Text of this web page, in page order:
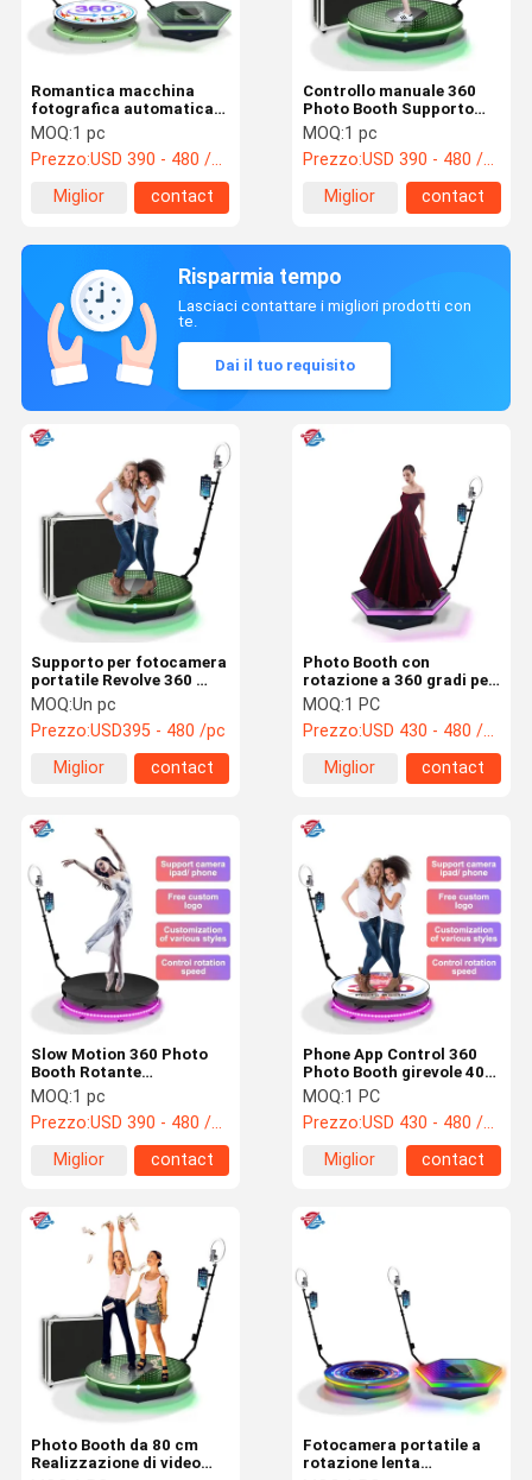
Casa Prodotti Circa Noi
Giro Della
Romantica macchina
fotografica automatica a
360 gradi Video Photo
Booth Machine 360 ​​
Photobooth
MOQ:1 pc
Prezzo:USD 390 - 480 /pc
Miglior
contact
Controllo manuale 360 ​​
Photo Booth Supporto
girevole Macchina
fotografica automatica
per matrimoni
MOQ:1 pc
Prezzo:USD 390 - 480 /pc
Miglior
contact
Risparmia tempo
Lasciaci contattare i migliori prodotti con
te.
Dai il tuo requisito
Photo Booth con
rotazione a 360 gradi per
4 persone 80 cm 100 cm
115 cm Fotocamera
rotante a rotazione lenta
MOQ:1 PC
Prezzo:USD 430 - 480 /pc
Miglior
contact
Supporto per fotocamera
portatile Revolve 360 ​​
Photo Booth con video
leggero per scattare foto
MOQ:Un pc
Prezzo:USD395 - 480 /pc
Miglior
contact
Phone App Control 360
Photo Booth girevole 40"
100 cm Piattaforma in
vetro girevole
automatica con luce
MOQ:1 PC
Prezzo:USD 430 - 480 /pc
Miglior
contact
Slow Motion 360 Photo
Booth Rotante
Portafotocamera Rgb
Automatico Macchina
per Feste e Matrimoni
MOQ:1 pc
Prezzo:USD 390 - 480 /pc
Miglior
contact
Fotocamera portatile a
rotazione lenta
Photo Booth da 80 cm
Realizzazione di video